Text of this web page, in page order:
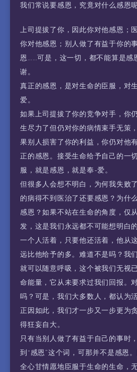
我们常说要感恩，究竟对什么感恩
上司提拔了你，因此你对他感恩；
你对他感恩；别人做了有益于你的
恩……可是，这一切，都不能算是感
谢。
真正的感恩，是对生命的臣服，对
爱。
如果上司提拔了你的竞争对手，你
生尽力了但仍对你的病情束手无策
果别人损害了你的利益，你仍对他
正的感恩。接受生命给予自己的一
服，就是感恩，就是奉-爱。
但很多人会想不明白，为何我失败
的病得不到医治了还要感恩？为什
感恩？如果不站在生命的角度，仅
发，这是我们永远都不可能想明白的
一个人活着，只要他还活着，他从
远比他给予的多。难道不是吗？我
就可以随意呼吸，这个被我们无视
命能量，它从未要求过我们回报。
吗？可是，我们大多数人，都认为
正因如此，我们才一步又一步更为
得狂妄自大。
只有当别人做了有益于自己的事时
到“感恩”这个词，可那并不是感恩
全心甘情愿地臣服于生命的生命，